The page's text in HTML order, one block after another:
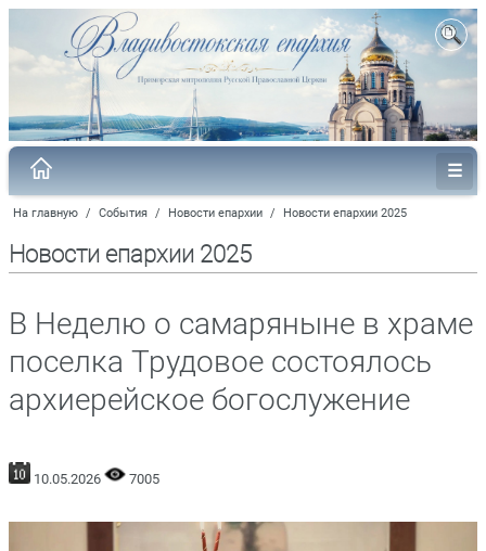
На главную / События / Новости епархии / Новости епархии 2025
Новости епархии 2025
В Неделю о самаряныне в храме
поселка Трудовое состоялось
архиерейское богослужение
10.05.2026 7005